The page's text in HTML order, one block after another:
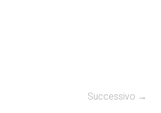
Successivo →